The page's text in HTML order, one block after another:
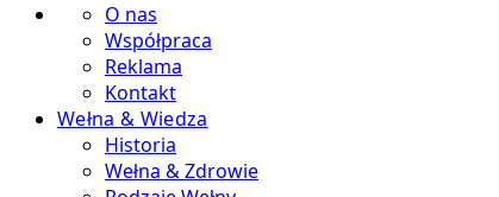
O nas
Współpraca
Reklama
Kontakt
Wełna & Wiedza
Historia
Wełna & Zdrowie